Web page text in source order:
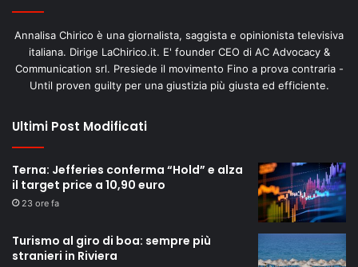
Annalisa Chirico è una giornalista, saggista e opinionista televisiva
italiana. Dirige LaChirico.it. E' founder CEO di AC Advocacy &
Communication srl. Presiede il movimento Fino a prova contraria -
Until proven guilty per una giustizia più giusta ed efficiente.
Ultimi Post Modificati
Terna: Jefferies conferma “Hold” e alza
il target price a 10,90 euro
23 ore fa
Turismo al giro di boa: sempre più
stranieri in Riviera